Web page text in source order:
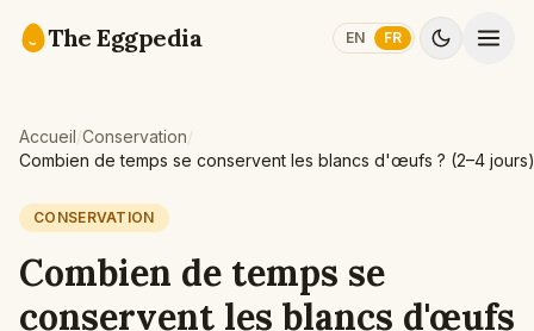
The Eggpedia EN FR
Accueil/Conservation/
Combien de temps se conservent les blancs d'œufs ? (2–4 jours)
CONSERVATION
Combien de temps se
conservent les blancs d'œufs